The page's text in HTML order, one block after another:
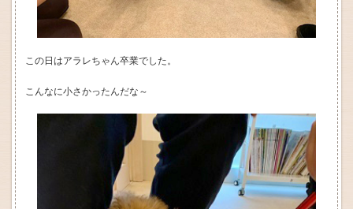
この日はアラレちゃん卒業でした。
こんなに小さかったんだな～